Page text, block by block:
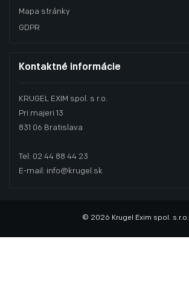
Mapa stránky
GDPR
Kontaktné informácie
KRUGEL EXIM spol. s r.o.
Pri majeri 13
831 06 Bratislava
Tel: 02 44 88 44 23
E-mail: info@krugel.sk
© 2026 Krugel Exim spol. s.r.o.